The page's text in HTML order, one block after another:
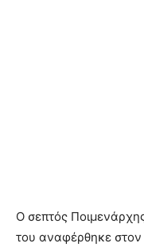
Ο σεπτός
του αναφέρθηκε στον